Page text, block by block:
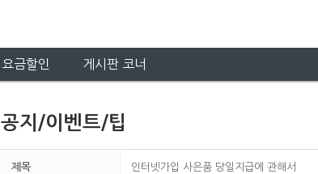
요금할인 게시판 코너
공지/이벤트/팁
제목 인터넷가입 사은품 당일지급에 관해서